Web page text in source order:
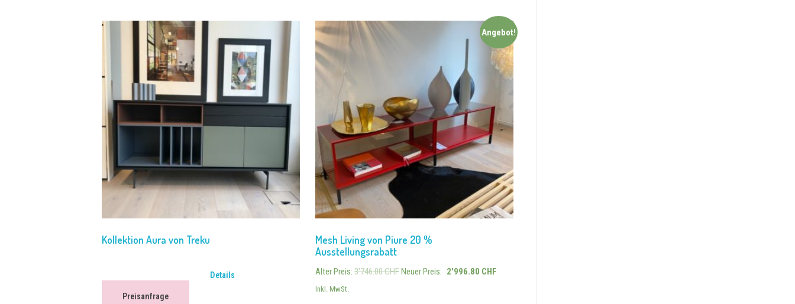
Kollektion Aura von Treku
Preisanfrage
Details
Angebot!
Mesh Living von Piure 20 %
Ausstellungsrabatt
Alter Preis: 3'746.00CHF Neuer Preis: 2'996.80 CHF
Inkl. MwSt.